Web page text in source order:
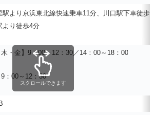
駅より京浜東北線快速乗車11分、川口駅下車徒歩4
より徒歩4分
木・金】9：00～12：30／14：00～18：00
9：00～12：30
スクロールできます